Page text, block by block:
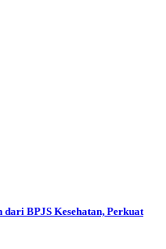
BPJS Kesehatan, Perkuat